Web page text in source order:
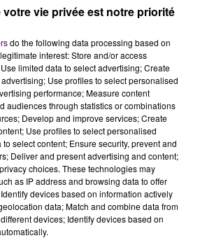
un accident#Oisselcd18e sens
➡️ le rond point des
restez prudents.#Protéger
76 (@PoliceNat76)March 5, 2025
votre vie privée est notre priorité
do the following data processing based on
interest: Store and/or access
limited data to select advertising; Create
Use profiles to select personalised
performance; Measure content
audiences through statistics or combinations
Develop and improve services; Create
Use profiles to select personalised
select content; Ensure security, prevent and
Deliver and present advertising and content;
choices. These technologies may
as IP address and browsing data to offer
devices based on information actively
data; Match and combine data from
devices; Identify devices based on